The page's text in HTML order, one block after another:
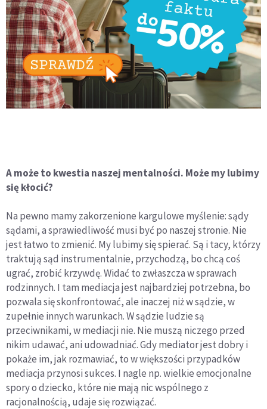
A może to kwestia naszej mentalności. Może my lubimy
się kłocić?
Na pewno mamy zakorzenione kargulowe myślenie: sądy
sądami, a sprawiedliwość musi być po naszej stronie. Nie
jest łatwo to zmienić. My lubimy się spierać. Są i tacy, którzy
traktują sąd instrumentalnie, przychodzą, bo chcą coś
ugrać, zrobić krzywdę. Widać to zwłaszcza w sprawach
rodzinnych. I tam mediacja jest najbardziej potrzebna, bo
pozwala się skonfrontować, ale inaczej niż w sądzie, w
zupełnie innych warunkach. W sądzie ludzie są
przeciwnikami, w mediacji nie. Nie muszą niczego przed
nikim udawać, ani udowadniać. Gdy mediator jest dobry i
pokaże im, jak rozmawiać, to w większości przypadków
mediacja przynosi sukces. I nagle np. wielkie emocjonalne
spory o dziecko, które nie mają nic wspólnego z
racjonalnością, udaje się rozwiązać.